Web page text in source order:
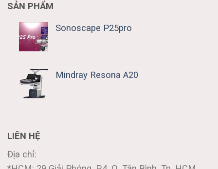
SẢN PHẨM
Sonoscape P25pro
Mindray Resona A20
LIÊN HỆ
Địa chỉ: